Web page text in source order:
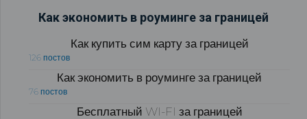
Как экономить в роуминге за границей
Как купить сим карту за границей
126 постов
Как экономить в роуминге за границей
76 постов
Бесплатный WI-FI за границей